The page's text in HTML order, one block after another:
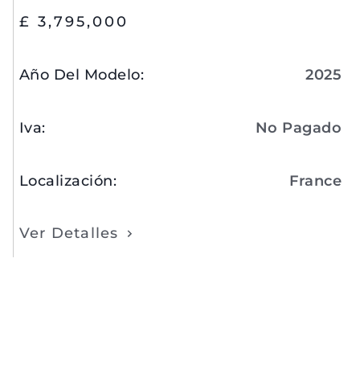
£ 3,795,000
Año Del Modelo: 2025
Iva: No Pagado
Localización: France
Ver Detalles